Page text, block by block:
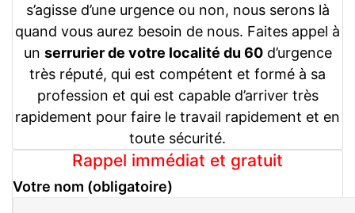
s’agisse d’une urgence ou non, nous serons là
quand vous aurez besoin de nous. Faites appel à
un serrurier de votre localité du 60d’urgence
très réputé, qui est compétent et formé à sa
profession et qui est capable d’arriver très
rapidement pour faire le travail rapidement et en
toute sécurité.
Rappel immédiat et gratuit
Votre nom (obligatoire)